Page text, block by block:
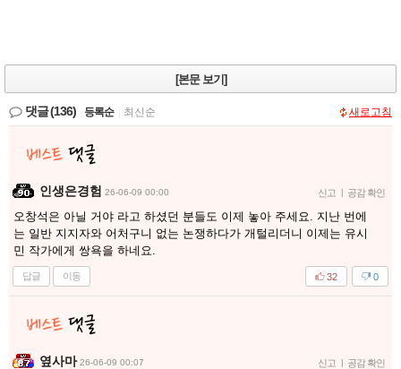
[본문 보기]
댓글(136) 등록순 최신순 새로고침
인생은경험 26-06-09 00:00 신고 | 공감 확인
오창석은 아닐 거야 라고 하셨던 분들도 이제 놓아 주세요. 지난 번에
는 일반 지지자와 어처구니 없는 논쟁하다가 개털리더니 이제는 유시
민 작가에게 쌍욕을 하네요.
답글 이동 0
32
옆사마 26-06-09 00:07 신고 | 공감 확인